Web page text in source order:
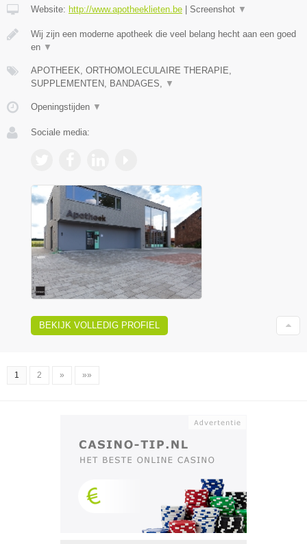
Website: http://www.apotheeklieten.be Screenshot ▼
Wij zijn een moderne apotheek die veel belang hecht aan een goed
en ▼
APOTHEEK, ORTHOMOLECULAIRE THERAPIE,
SUPPLEMENTEN, BANDAGES,
▼
Openingstijden ▼
Sociale media:
BEKIJK VOLLEDIG PROFIEL
1 2 » »»